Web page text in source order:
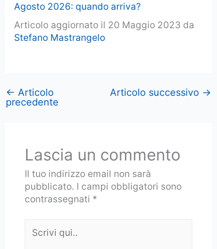
Agosto 2026: quando arriva?
Articolo aggiornato il 20 Maggio 2023 da
Stefano Mastrangelo
← Articolo
precedente
Articolo successivo →
Lascia un commento
Il tuo indirizzo email non sarà
pubblicato. I campi obbligatori sono
contrassegnati *
qui..